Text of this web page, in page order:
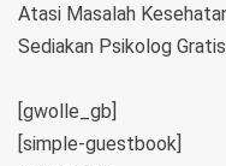
Atasi Masalah
Sediakan Psikolog Gratis
[gwolle_gb]
[simple-guestbook]